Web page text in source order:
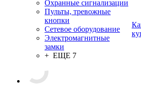
Охранные сигнализации
Пульты, тревожные
кнопки
Сетевое оборудование
Электромагнитные
замки
+ ЕЩЕ 7